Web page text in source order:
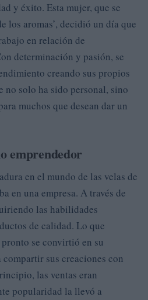
y éxito. Esta mujer, que se
los aromas’, decidió un día que
en relación de
determinación y pasión, se
creando sus propios
no solo ha sido personal, sino
muchos que desean dar un
emprendedor
en el mundo de las velas de
en una empresa. A través de
las habilidades
de calidad. Lo que
se convirtió en su
sus creaciones con
las ventas eran
popularidad la llevó a